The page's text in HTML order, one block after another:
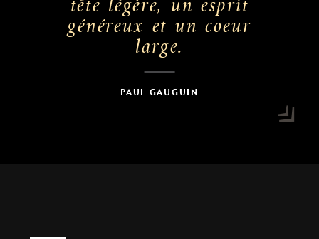
tête légère, un esprit
généreux et un coeur
large.
PAUL GAUGUIN